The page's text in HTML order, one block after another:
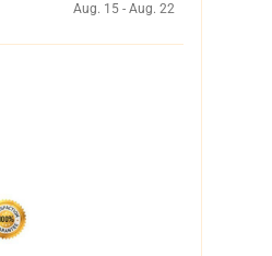
Aug. 15 - Aug. 22